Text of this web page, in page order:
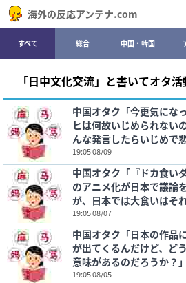
海外の反応アンテナ.com
すべて 総合 中国・韓国
「日中文化交流」と書いてオタ
中国オタク「今更気にな
ヒは何故いじめられない
んな発言したらいじめで
に」
19:05 08/09
中国オタク「『ドカ食い
のアニメ化が日本で議論
が、日本では大食いはそ
か？」
19:05 08/07
中国オタク「日本の作品
が出てくるんだけど、ど
意味があるのだろうか？
捨て事情が関係している」
19:05 08/05